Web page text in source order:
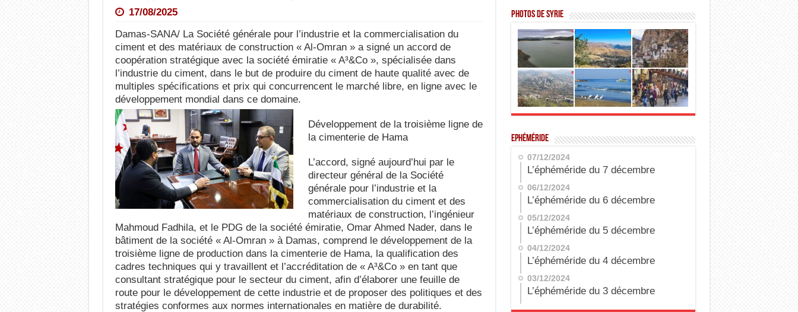
17/08/2025
Damas-SANA/ La Société générale pour l’industrie et la commercialisation du
ciment et des matériaux de construction « Al-Omran » a signé un accord de
coopération stratégique avec la société émiratie « A³&Co », spécialisée dans
l’industrie du ciment, dans le but de produire du ciment de haute qualité avec de
multiples spécifications et prix qui concurrencent le marché libre, en ligne avec le
développement mondial dans ce domaine.
Développement de la troisième ligne de
la cimenterie de Hama
L’accord, signé aujourd’hui par le
directeur général de la Société
générale pour l’industrie et la
commercialisation du ciment et des
matériaux de construction, l’ingénieur
Mahmoud Fadhila, et le PDG de la société émiratie, Omar Ahmed Nader, dans le
bâtiment de la société « Al-Omran » à Damas, comprend le développement de la
troisième ligne de production dans la cimenterie de Hama, la qualification des
cadres techniques qui y travaillent et l’accréditation de « A³&Co » en tant que
consultant stratégique pour le secteur du ciment, afin d’élaborer une feuille de
route pour le développement de cette industrie et de proposer des politiques et des
stratégies conformes aux normes internationales en matière de durabilité.
Photos de Syrie
Ephéméride
07/12/2024
L’éphéméride du 7 décembre
06/12/2024
L’éphéméride du 6 décembre
05/12/2024
L’éphéméride du 5 décembre
04/12/2024
L’éphéméride du 4 décembre
03/12/2024
L’éphéméride du 3 décembre